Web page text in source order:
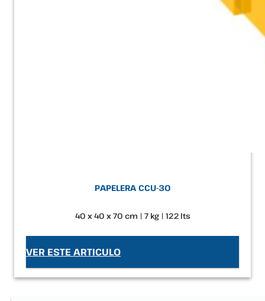
PAPELERA CCU-30
40 x 40 x 70 cm | 7 kg | 122 lts
VER ESTE ARTICULO